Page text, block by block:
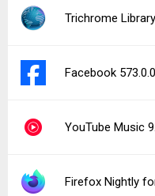
Trichrome
Facebook
YouTube Music
Firefox Nightly